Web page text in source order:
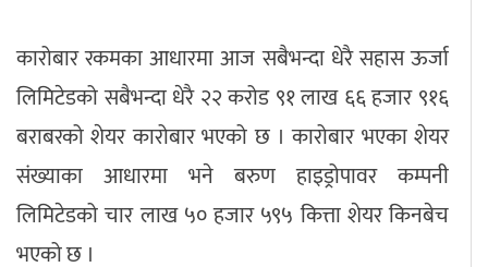
कारोबार रकमका आधारमा आज सबैभन्दा धेरै सहास ऊर्जा
लिमिटेडको सबैभन्दा धेरै २२ करोड ९१ लाख ६६ हजार ९१६
बराबरको शेयर कारोबार भएको छ । कारोबार भएका शेयर
संख्याका आधारमा भने बरुण हाइड्रोपावर कम्पनी
लिमिटेडको चार लाख ५० हजार ५९५ कित्ता शेयर किनबेच
भएको छ ।